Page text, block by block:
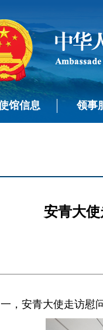
馆信息 领事
安青大
，安青大使走访慰